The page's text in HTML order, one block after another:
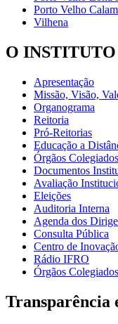
Porto Velho
Vilhena
O INSTITUTO
Apresentação
Missão, Visão,
Organograma
Reitoria
Pró-Reitorias
Educação a
Órgãos
Documentos
Avaliação
Eleições
Auditoria Interna
Agenda dos
Consulta Pública
Centro de
Rádio IFRO
Órgãos Colegiados
Transparência